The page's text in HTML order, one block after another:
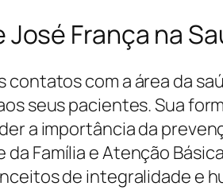
José França na
contatos com a área da
seus pacientes. Sua
a importância da
da Família e Atenção
de integralidade e